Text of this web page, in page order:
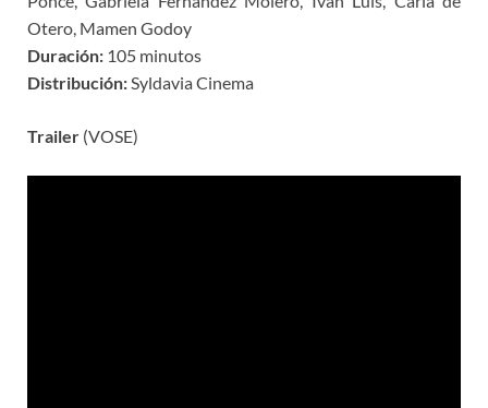
Otero, Mamen Godoy
Duración: 105 minutos
Distribución: Syldavia Cinema
Trailer (VOSE)